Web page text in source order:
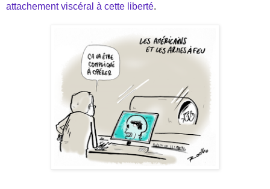
attachement viscéral à cette liberté.